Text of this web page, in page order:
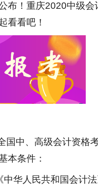
布！重庆2020中级会
看看吧！
国中、高级会计资格
本条件：
中华人民共和国会计